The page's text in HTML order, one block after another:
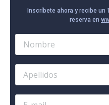
Inscríbete ahora y recibe un
reserva en